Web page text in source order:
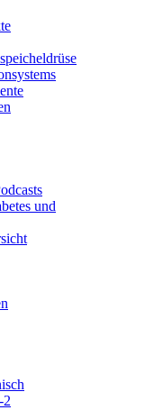
und
2